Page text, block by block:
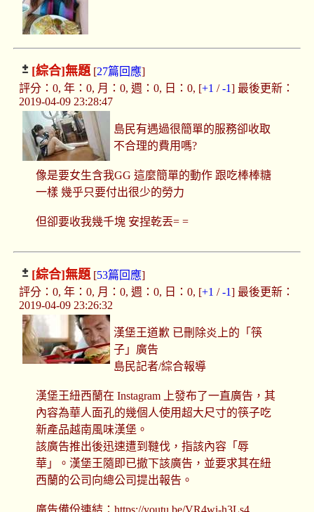
[綜合]無題[27篇回應]
評分：0, 年：0, 月：0, 週：0, 日：0, [+1 /-1] 最後更新：
2019-04-09 23:28:47
島民有遇過很簡單的服務卻收取
不合理的費用嗎?
像是要女生含我GG 這麼簡單的動作 跟吃棒棒糖
一樣 幾乎只要付出很少的勞力
但卻要收我幾千塊 安捏乾丟= =
[綜合]無題[53篇回應]
評分：0, 年：0, 月：0, 週：0, 日：0, [+1 /-1] 最後更新：
2019-04-09 23:26:32
漢堡王道歉 已刪除炎上的「筷
子」廣告
島民記者/綜合報導
漢堡王紐西蘭在 Instagram 上發布了一直廣告，其
內容為華人面孔的幾個人使用超大尺寸的筷子吃
新產品越南風味漢堡。
該廣告推出後迅速遭到韃伐，指該內容「辱
華」。漢堡王隨即已撤下該廣告，並要求其在紐
西蘭的公司向總公司提出報告。